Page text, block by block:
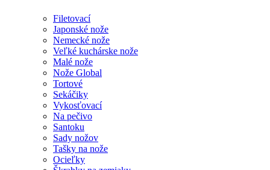
Filetovací
Japonské nože
Nemecké nože
Veľké kuchárske nože
Malé nože
Nože Global
Tortové
Sekáčiky
Vykosťovací
Na pečivo
Santoku
Sady nožov
Tašky na nože
Ocieľky